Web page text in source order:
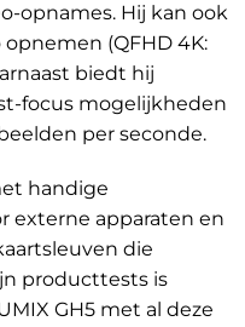
opnames. Hij kan ook
(QFHD 4K:
biedt hij
focus mogelijkheden
per seconde.
handige
externe apparaten en
die
producttests is
GH5 met al deze